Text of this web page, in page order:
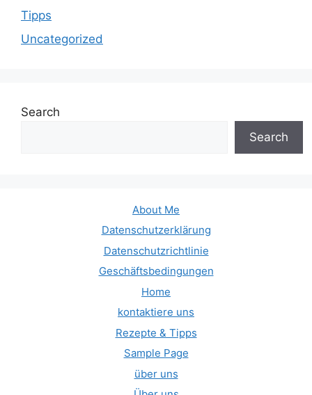
Tipps
Uncategorized
Search
Search
About Me
Datenschutzerklärung
Datenschutzrichtlinie
Geschäftsbedingungen
Home
kontaktiere uns
Rezepte & Tipps
Sample Page
über uns